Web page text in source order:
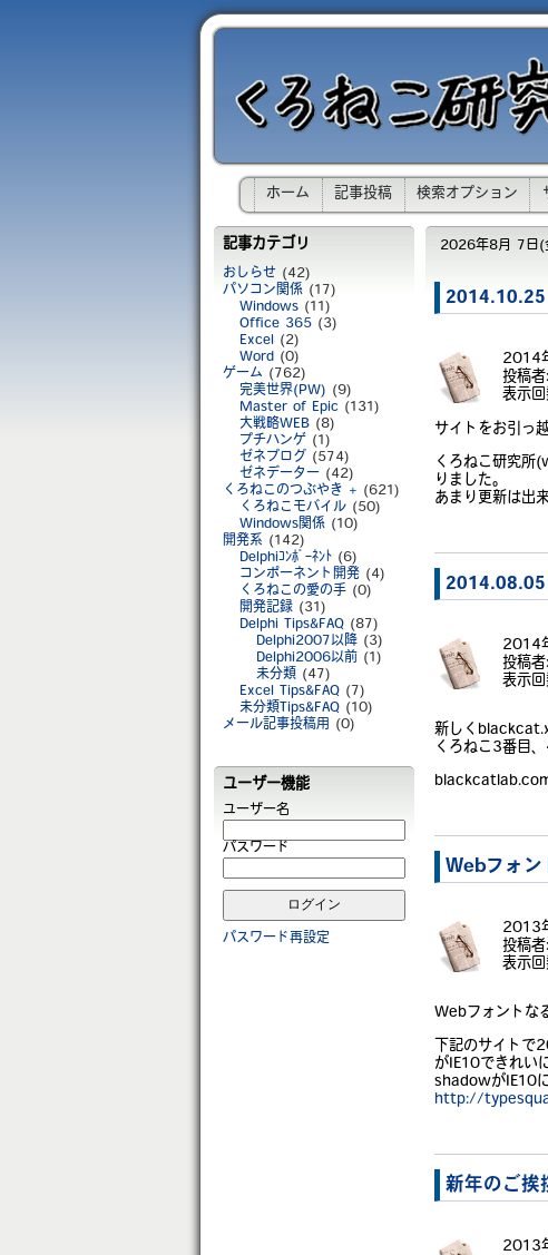
ホーム 記事投稿 検索オプション
記事カテゴリ
おしらせ (42)
パソコン関係 (17)
Windows (11)
Office 365 (3)
Excel (2)
Word (0)
ゲーム (762)
完美世界(PW) (9)
Master of Epic (131)
大戦略WEB (8)
プチハンゲ (1)
ゼネブログ
(574)
ゼネデーター (42)
くろねこのつぶやき + (621)
くろねこモバイル (50)
Windows関係 (10)
開発系 (142)
Delphiｺﾝﾎﾟｰﾈﾝﾄ (6)
コンポーネント開発 (4)
くろねこの愛の手 (0)
開発記録 (31)
Delphi Tips&FAQ (87)
Delphi2007以降 (3)
Delphi2006以前 (1)
未分類 (47)
Excel Tips&FAQ (7)
未分類Tips&FAQ (10)
メール記事投稿用
(0)
ユーザー機能
ユーザー名
パスワード
パスワード再設定
2026年8月 7日(
2014.10.25
2014
投稿者:
表示回
サイトをお引っ
くろねこ研究
りました。
あまり更新は出
2014.08.05
2014
投稿者:
表示回
新しく
くろねこ3番目
Webフォン
2013
投稿者:
表示回
Webフォントな
下記のサイト
がIE10できれい
shadowがIE10
http://
新年のご挨
2013